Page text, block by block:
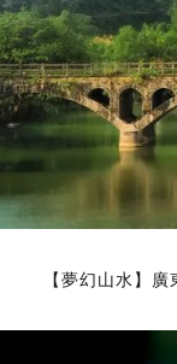
【夢幻山水】